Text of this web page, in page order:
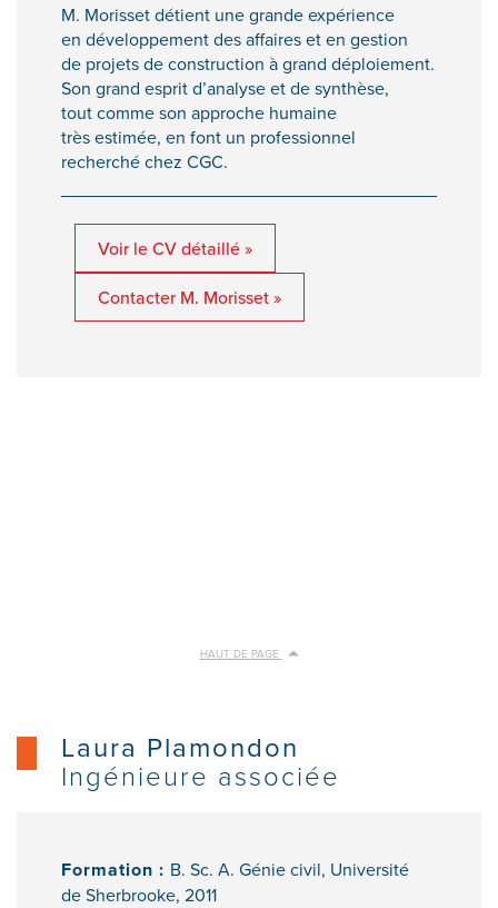
M. Morisset détient une grande expérience
en développement des affaires et en gestion
de projets de construction à grand déploiement.
Son grand esprit d’analyse et de synthèse,
tout comme son approche humaine
très estimée, en font un professionnel
recherché chez CGC.
Voir le CV détaillé »
Contacter M. Morisset »
HAUT DE PAGE
Laura Plamondon
Ingénieure associée
Formation : B. Sc. A. Génie civil, Université
de Sherbrooke, 2011